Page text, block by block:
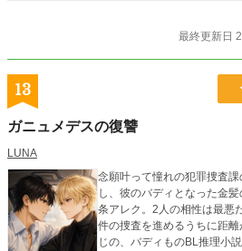
最終更新日
13
ガニュメデスの復讐
LUNA
念願叶って憧れの犯罪捜査
し、彼のバディとなった金
条アレク。2人の相性は最悪
件の捜査を進めるうちに距離が縮ま
じの、バディものBL推理小